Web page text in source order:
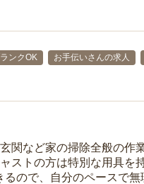
ンクOK お手伝いさんの求人
関など家の掃除全般の作
ストの方は特別な用具を
ので、自分のペースで